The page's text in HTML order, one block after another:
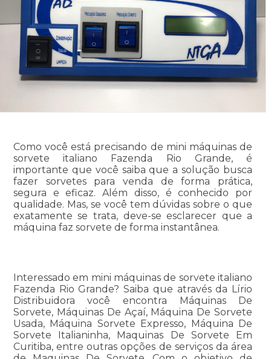
Como você está precisando de mini máquinas de
sorvete italiano Fazenda Rio Grande, é
importante que você saiba que a solução busca
fazer sorvetes para venda de forma prática,
segura e eficaz. Além disso, é conhecido por
qualidade. Mas, se você tem dúvidas sobre o que
exatamente se trata, deve-se esclarecer que a
máquina faz sorvete de forma instantânea.
Interessado em mini máquinas de sorvete italiano
Fazenda Rio Grande? Saiba que através da Lírio
Distribuidora você encontra Máquinas De
Sorvete, Máquinas De Açaí, Máquina De Sorvete
Usada, Máquina Sorvete Expresso, Máquina De
Sorvete Italianinha, Maquinas De Sorvete Em
Curitiba, entre outras opções de serviços da área